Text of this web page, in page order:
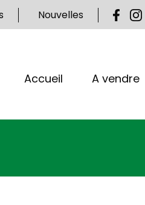
Nouvelles
Accueil A vendre